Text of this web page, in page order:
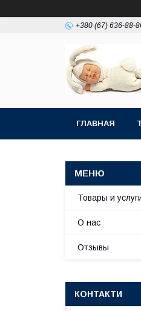
+380 (67) 636-88-
ГЛАВНАЯ
Товары и
О нас
Отзывы
КОНТАКТИ